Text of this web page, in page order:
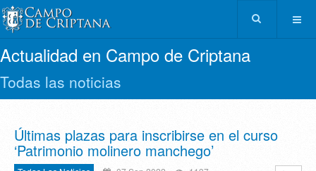
Actualidad en Campo de Criptana
Todas las noticias
Últimas plazas para inscribirse en el curso
‘Patrimonio molinero manchego’